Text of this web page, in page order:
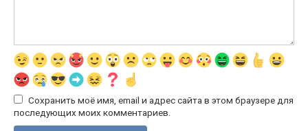
Сохранить моё имя, email и адрес сайта в этом браузере для
последующих моих комментариев.